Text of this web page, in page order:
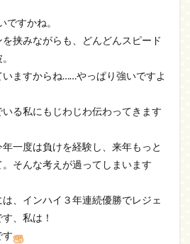
すかね。
挟みながらも、どんどんスピード
ますからね……やっぱり強いですよ
る私にもじわじわ伝わってきます
一度は負けを経験し、来年もっと
そんな考えが過ってしまいます
、インハイ３年連続優勝でレジェ
、私は！
す